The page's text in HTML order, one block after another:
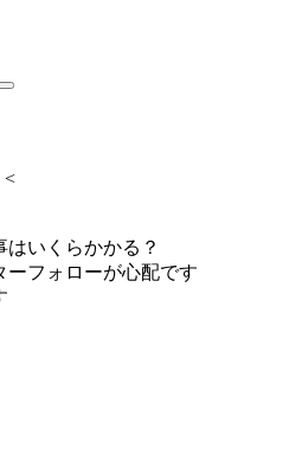
<
いくらかかる？
ーフォローが心配です